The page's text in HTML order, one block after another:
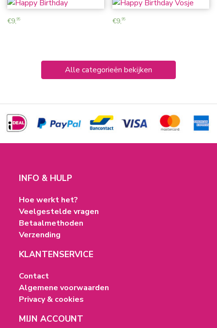
€9,95 €9,95
Alle categorieën bekijken
INFO & HULP
Hoe werkt het?
Veelgestelde vragen
Betaalmethoden
Verzending
KLANTENSERVICE
Contact
Algemene voorwaarden
Privacy & cookies
MIJN ACCOUNT